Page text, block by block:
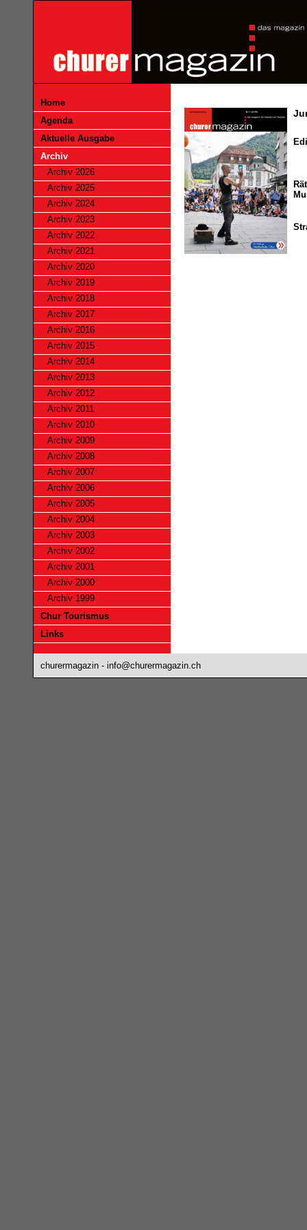
Home
Agenda
Aktuelle Ausgabe
Archiv
Archiv 2026
Archiv 2025
Archiv 2024
Archiv 2023
Archiv 2022
Archiv 2021
Archiv 2020
Archiv 2019
Archiv 2018
Archiv 2017
Archiv 2016
Archiv 2015
Archiv 2014
Archiv 2013
Archiv 2012
Archiv 2011
Archiv 2010
Archiv 2009
Archiv 2008
Archiv 2007
Archiv 2006
Archiv 2005
Archiv 2004
Archiv 2003
Archiv 2002
Archiv 2001
Archiv 2000
Archiv 1999
Chur Tourismus
Links
churermagazin - info@churermagazin.ch